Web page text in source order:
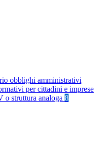
obblighi amministrativi
per cittadini e imprese
o struttura analoga 8